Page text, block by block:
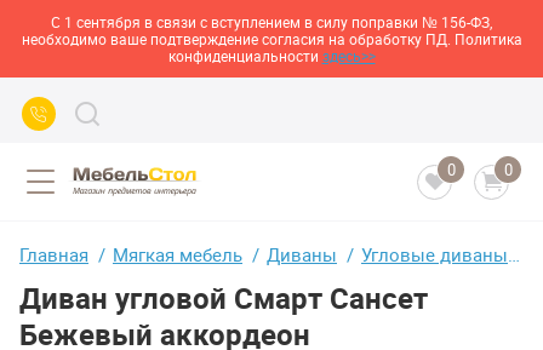
С 1 сентября в связи с вступлением в силу поправки № 156-ФЗ,
необходимо ваше подтверждение согласия на обработку ПД. Политика
конфиденциальности здесь>>
0 0
Главная Мягкая мебель Диваны Угловые диваны
Диван угловой Смарт Сансет
Бежевый аккордеон